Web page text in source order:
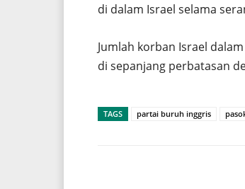
di dalam Israel selama
Jumlah korban Israel
di sepanjang perbatasan
TAGS partai buruh inggris